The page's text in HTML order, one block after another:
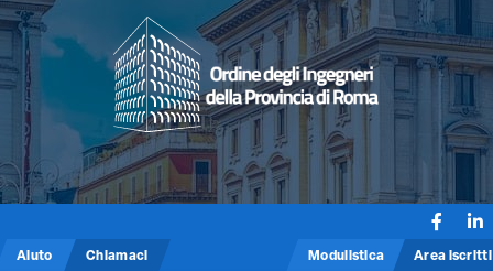
Aiuto Chiamaci Modulistica Area iscritti